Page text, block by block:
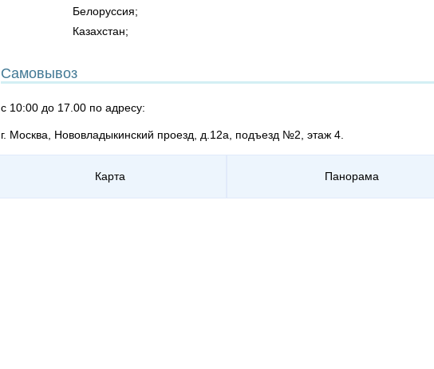
Белоруссия;
Казахстан;
Самовывоз
с 10:00 до 17.00 по адресу:
г. Москва, Нововладыкинский проезд, д.12а, подъезд №2, этаж 4.
Карта Панорама